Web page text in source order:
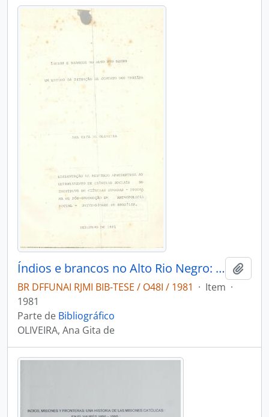
Índios e brancos no Alto Rio Negro: um estudo da situação de contato dos TariAna
BR DFFUNAI RJMI BIB-TESE / O48I / 1981 · Item ·
1981
Parte de Bibliográfico
OLIVEIRA, Ana Gita de